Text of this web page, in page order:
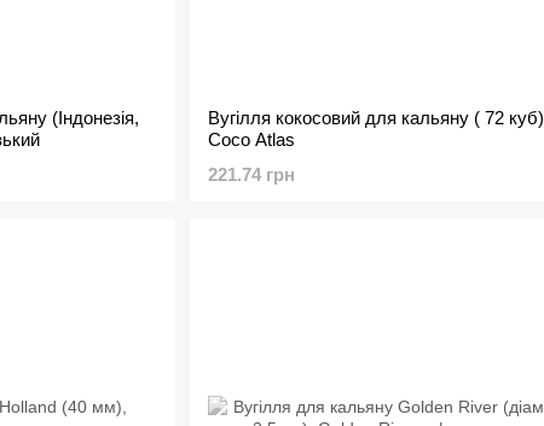
(Індонезія,
Вугілля кокосовий для кальяну ( 72 куб)
Coco Atlas
221.74 грн